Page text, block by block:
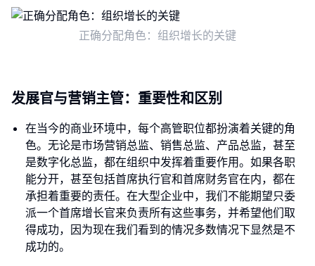
正确分配角色：组织增长的关键
发展官与营销主管：重要性和区别
在当今的商业环境中，每个高管职位都扮演着关键的角
色。无论是市场营销总监、销售总监、产品总监，甚至
是数字化总监，都在组织中发挥着重要作用。如果各职
能分开，甚至包括首席执行官和首席财务官在内，都在
承担着重要的责任。在大型企业中，我们不能期望只委
派一个首席增长官来负责所有这些事务，并希望他们取
得成功，因为现在我们看到的情况多数情况下显然是不
成功的。